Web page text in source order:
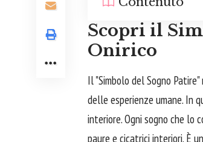
Scopri il
Onirico
Il "Simbolo del Sogno
delle esperienze umane. In
interiore. Ogni sogno che lo
paure e cicatrici interiori. È